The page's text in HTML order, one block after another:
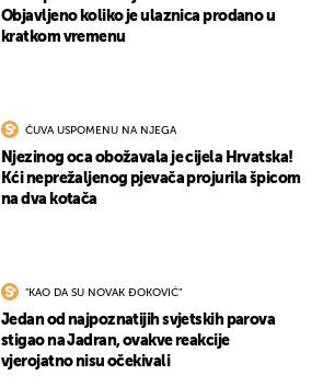
Objavljeno koliko je ulaznica prodano u
kratkom vremenu
ČUVA USPOMENU NA NJEGA
Njezinog oca obožavala je cijela Hrvatska!
Kći neprežaljenog pjevača projurila špicom
na dva kotača
"KAO DA SU NOVAK ĐOKOVIĆ"
Jedan od najpoznatijih svjetskih parova
stigao na Jadran, ovakve reakcije
vjerojatno nisu očekivali